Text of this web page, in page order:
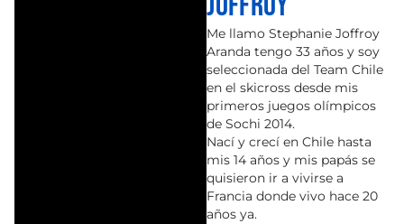
Me llamo Stephanie Joffroy
Aranda tengo 33 años y soy
seleccionada del Team Chile
en el skicross desde mis
primeros juegos olímpicos
de Sochi 2014.
Nací y crecí en Chile hasta
mis 14 años y mis papás se
quisieron ir a vivirse a
Francia donde vivo hace 20
años ya.